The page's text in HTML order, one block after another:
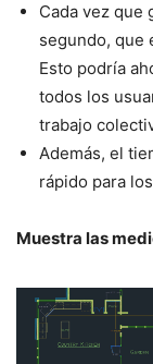
Cada vez que
segundo, que
Esto podría
todos los
trabajo
Además, el
rápido para
Muestra las